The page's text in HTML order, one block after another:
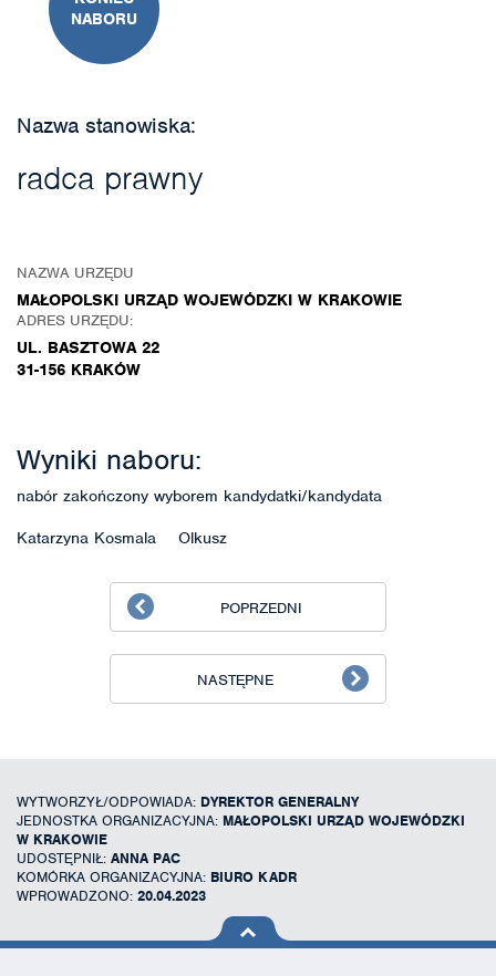
NABORU
Nazwa stanowiska:
radca prawny
NAZWA URZĘDU
MAŁOPOLSKI URZĄD WOJEWÓDZKI W KRAKOWIE
ADRES URZĘDU:
UL. BASZTOWA 22
31-156 KRAKÓW
Wyniki naboru:
nabór zakończony wyborem kandydatki/kandydata
Katarzyna Kosmala Olkusz
POPRZEDNI
NASTĘPNE
WYTWORZYŁ/ODPOWIADA: DYREKTOR GENERALNY
JEDNOSTKA ORGANIZACYJNA: MAŁOPOLSKI URZĄD WOJEWÓDZKI
W KRAKOWIE
UDOSTĘPNIŁ: ANNA PAC
KOMÓRKA ORGANIZACYJNA: BIURO KADR
WPROWADZONO: 20.04.2023
na górę